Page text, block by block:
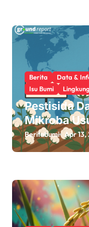
Berita Data &
Isu Bumi
Pestisida
Mikroba
Beritabumi Apr